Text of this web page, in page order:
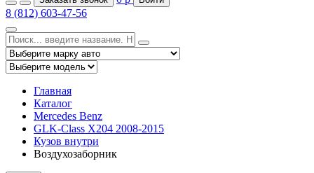
8 (812) 603-47-56
Главная
Каталог
Mercedes Benz
GLK-Class X204 2008-2015
Кузов внутри
Воздухозаборник